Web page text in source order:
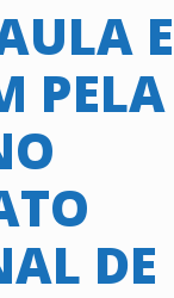
E
PELA
DE